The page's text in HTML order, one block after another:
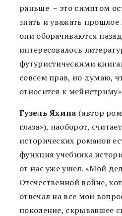
раньше – это симптом
знать и уважать
они оборачиваются
интересовалось
футуристическими
совсем прав, но думаю,
относится к
Гузель Яхина (автор
глаза»), наоборот,
исторических романов
функция учебника
от нас уже ушел. «Мой
Отечественной войне,
отвечал на все мои
поколение, скрывавшее